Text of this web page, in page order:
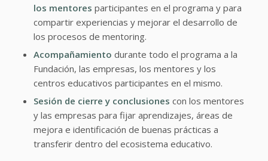
los mentores participantes en el programa y para
compartir experiencias y mejorar el desarrollo de
los procesos de mentoring.
Acompañamiento durante todo el programa a la
Fundación, las empresas, los mentores y los
centros educativos participantes en el mismo.
Sesión de cierre y conclusiones con los mentores
y las empresas para fijar aprendizajes, áreas de
mejora e identificación de buenas prácticas a
transferir dentro del ecosistema educativo.